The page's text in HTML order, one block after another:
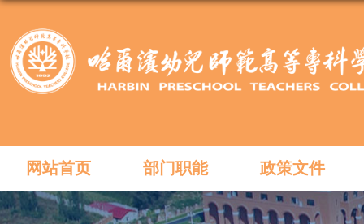
网站首页 部门职能 政策文件